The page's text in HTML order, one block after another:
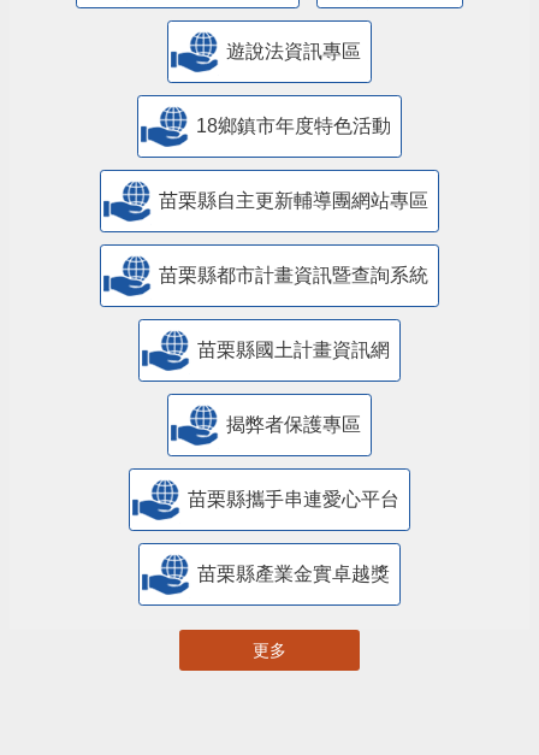
遊說法資訊專區
18鄉鎮市年度特色活動
苗栗縣自主更新輔導團網站專區
苗栗縣都市計畫資訊暨查詢系統
苗栗縣國土計畫資訊網
揭弊者保護專區
苗栗縣攜手串連愛心平台
苗栗縣產業金實卓越獎
更多